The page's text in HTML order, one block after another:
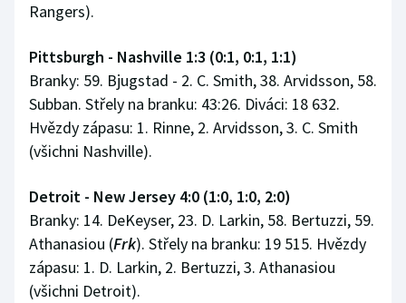
Rangers).
Pittsburgh - Nashville 1:3 (0:1, 0:1, 1:1)
Branky: 59. Bjugstad - 2. C. Smith, 38. Arvidsson, 58.
Subban. Střely na branku: 43:26. Diváci: 18 632.
Hvězdy zápasu: 1. Rinne, 2. Arvidsson, 3. C. Smith
(všichni Nashville).
Detroit - New Jersey 4:0 (1:0, 1:0, 2:0)
Branky: 14. DeKeyser, 23. D. Larkin, 58. Bertuzzi, 59.
Athanasiou (Frk). Střely na branku: 19 515. Hvězdy
zápasu: 1. D. Larkin, 2. Bertuzzi, 3. Athanasiou
(všichni Detroit).